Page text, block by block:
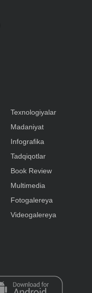
Texnologiyalar
Madaniyat
Infografika
Tadqiqotlar
Book Review
Multimedia
Fotogalereya
Videogalereya